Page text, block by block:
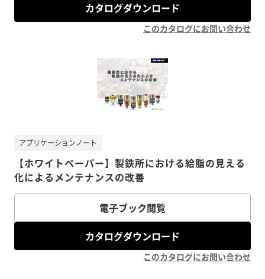
カタログダウンロード
このカタログにお問い合わせ
【ホワイトペーパー】製鉄所における給脂の見える
化によるメンテナンスの改善
アプリケーションノート
電子ブック閲覧
カタログダウンロード
このカタログにお問い合わせ